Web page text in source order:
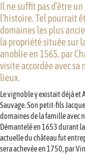
Il ne suffit pas d’être
l’histoire. Tel pourrait
domaines les plus
la propriété située sur
anoblie en 1565, par
visite accordée avec sa
lieux.
Le vignoble y existait déjà
Sauvage. Son petit-fils
domaines de la famille avec
Démantelé en 1653 durant
actuelle du château fut
sera achevée en 1750, par